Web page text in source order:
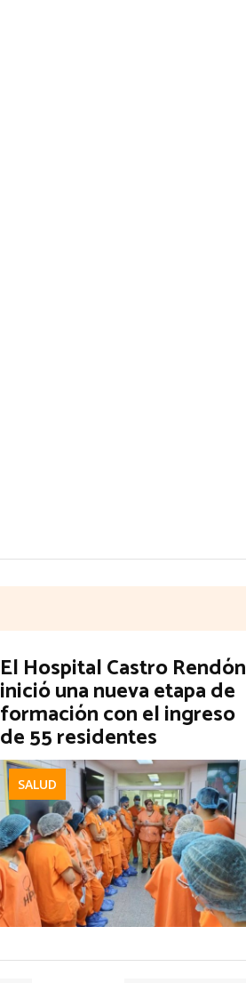
El Hospital Castro Rendón
inició una nueva etapa de
formación con el ingreso
de 55 residentes
SALUD